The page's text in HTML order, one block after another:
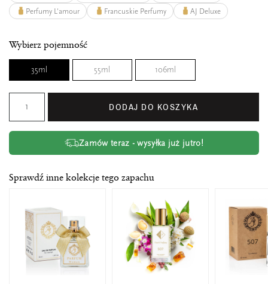
Perfumy L'amour
Francuskie Perfumy AJ Deluxe
Wybierz pojemność
35ml 55ml 106ml
DODAJ DO KOSZYKA
Zamów teraz - wysyłka już jutro!
Sprawdź inne kolekcje tego zapachu